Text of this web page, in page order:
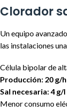
Clorador
Un equipo
las instalaciones
Célula bipolar de
Producción: 20 g/h
Sal necesaria: 4 g/l
Menor consumo